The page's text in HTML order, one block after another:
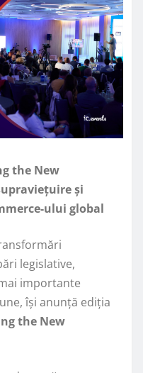
the New
și
ului global
legislative,
importante
își anunță ediția
the New